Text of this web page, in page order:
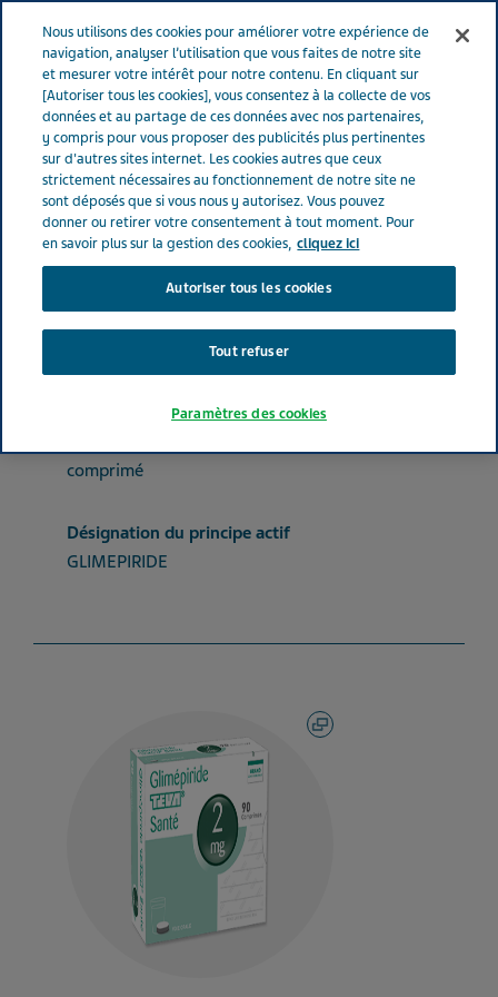
Menu
France Nos Produits
GLIMEPIRIDE TEVA SANTE® 2 mg (bte de
90)
GLIMEPIRIDE TEVA SANTE®
2 mg (bte de 90)
GLIMEPIRIDE
comprimé
Désignation du principe actif
GLIMEPIRIDE
Nous utilisons des cookies pour améliorer votre expérience de
navigation, analyser l’utilisation que vous faites de notre site
et mesurer votre intérêt pour notre contenu. En cliquant sur
[Autoriser tous les cookies], vous consentez à la collecte de vos
données et au partage de ces données avec nos partenaires,
y compris pour vous proposer des publicités plus pertinentes
sur d'autres sites internet. Les cookies autres que ceux
strictement nécessaires au fonctionnement de notre site ne
sont déposés que si vous nous y autorisez. Vous pouvez
donner ou retirer votre consentement à tout moment. Pour
en savoir plus sur la gestion des cookies, cliquez ici
Autoriser tous les cookies
Tout refuser
Paramètres des cookies